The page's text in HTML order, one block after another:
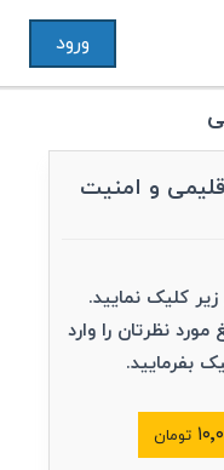
ورود
و امنیت
کلیک نمایید.
نظرتان را وارد
بفرمایید.
تومان